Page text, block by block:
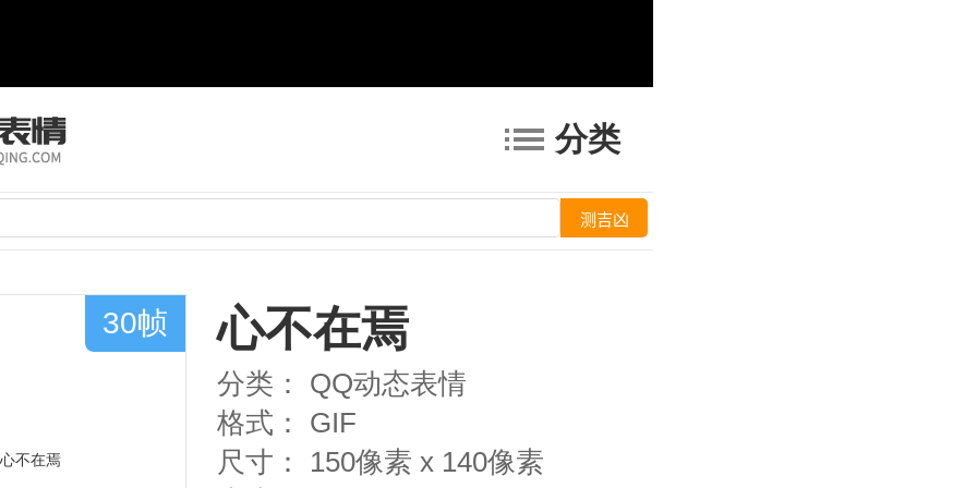
分类
30帧 心不在焉
分类：
QQ动态表情
格式：
GIF
尺寸：
150像素 x 140像素